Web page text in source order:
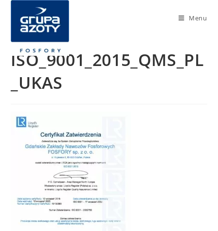
Menu
ISO_9001_2015_QMS_PL
_UKAS